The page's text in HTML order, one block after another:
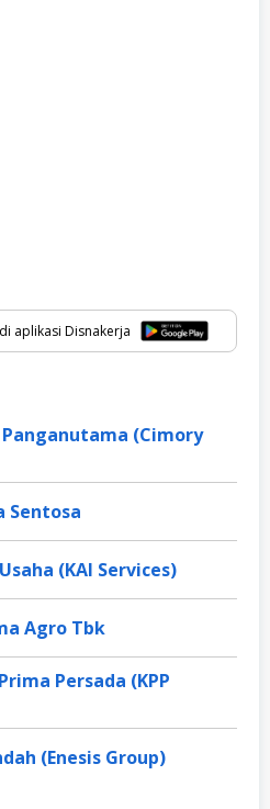
aplikasi Disnakerja
(Cimory
Sentosa
(KAI Services)
Agro Tbk
Persada (KPP
(Enesis Group)